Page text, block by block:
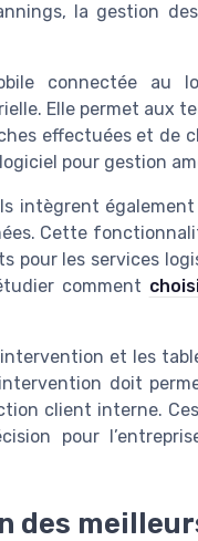
la gestion
connectée au
Elle permet aux
effectuées et de
pour gestion
intègrent
Cette
pour les services
comment
et les
doit
client interne.
pour
des